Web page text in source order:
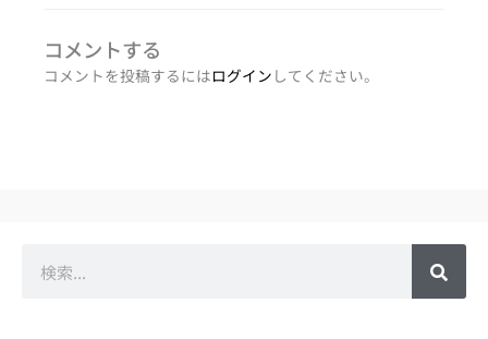
コメントする
コメントを投稿するにはログイン してください。